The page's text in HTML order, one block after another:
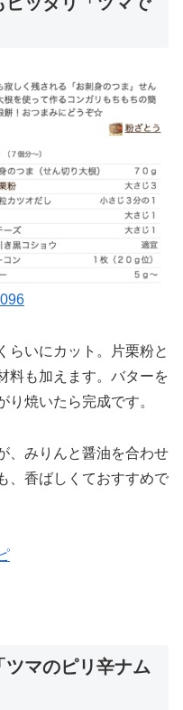
らいにカット。片栗粉と
料も加えます。バターを
焼いたら完成です。
、みりんと醤油を合わせ
、香ばしくておすすめで
マのピリ辛ナム